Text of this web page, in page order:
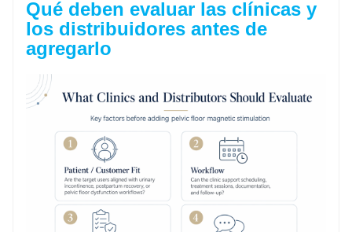
Qué deben evaluar las clínicas y
los distribuidores antes de
agregarlo